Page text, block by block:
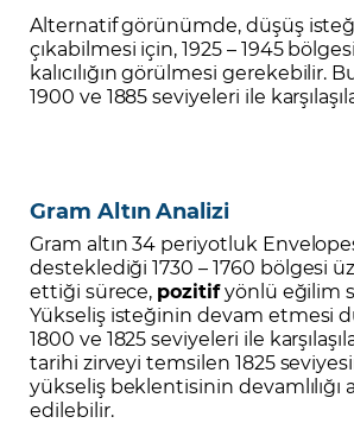
Alternatif görünümde, düşüş
çıkabilmesi için, 1925 – 1945
kalıcılığın görülmesi gerekebilir.
1900 ve 1885 seviyeleri ile
Gram Altın Analizi
Gram altın 34 periyotluk
desteklediği 1730 – 1760 bölgesi
ettiği sürece, pozitifyönlü eğilim
Yükseliş isteğinin devam etmesi
1800 ve 1825 seviyeleri ile
tarihi zirveyi temsilen 1825
yükseliş beklentisinin devamlılığı
edilebilir.